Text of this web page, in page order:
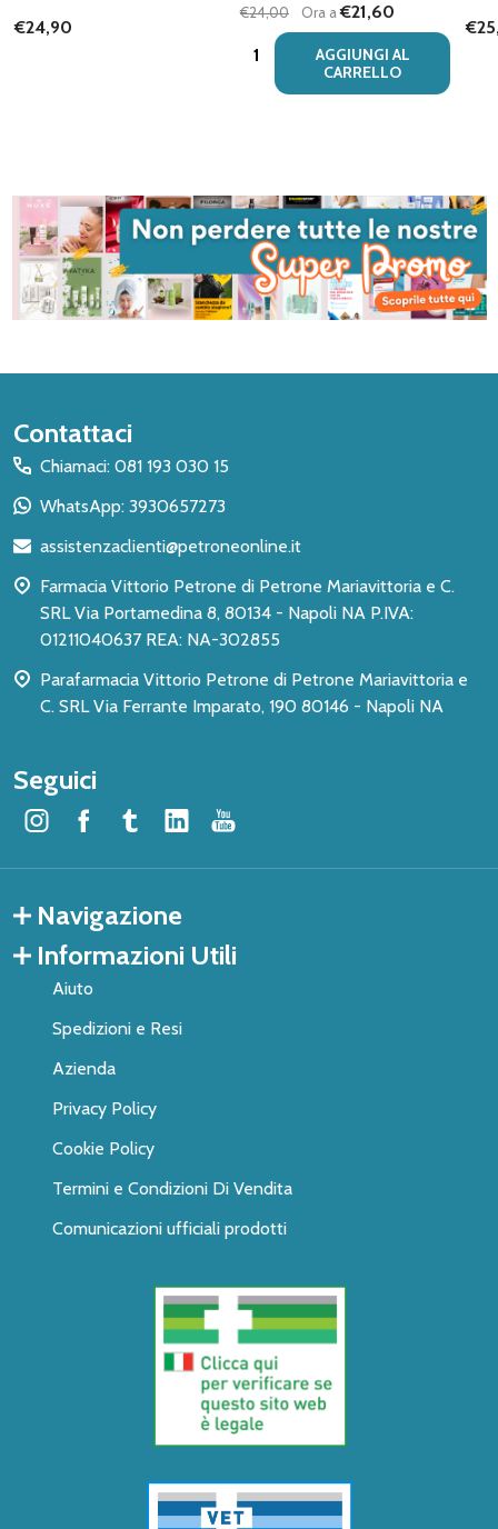
€24,90
€24,00 Ora a€21,60
Quantità:
AGGIUNGI AL
CARRELLO
Inizio
del
piè
pagina
Contattaci
Chiamaci: 081 193 030 15
WhatsApp: 3930657273
assistenzaclienti@petroneonline.it
Farmacia Vittorio Petrone di Petrone Mariavittoria e C.
SRL Via Portamedina 8, 80134 - Napoli NA P.IVA:
01211040637 REA: NA-302855
Parafarmacia Vittorio Petrone di Petrone Mariavittoria e
C. SRL Via Ferrante Imparato, 190 80146 - Napoli NA
Seguici
Navigazione
Informazioni Utili
Aiuto
Spedizioni e Resi
Azienda
Privacy Policy
Cookie Policy
Termini e Condizioni Di Vendita
Comunicazioni ufficiali prodotti